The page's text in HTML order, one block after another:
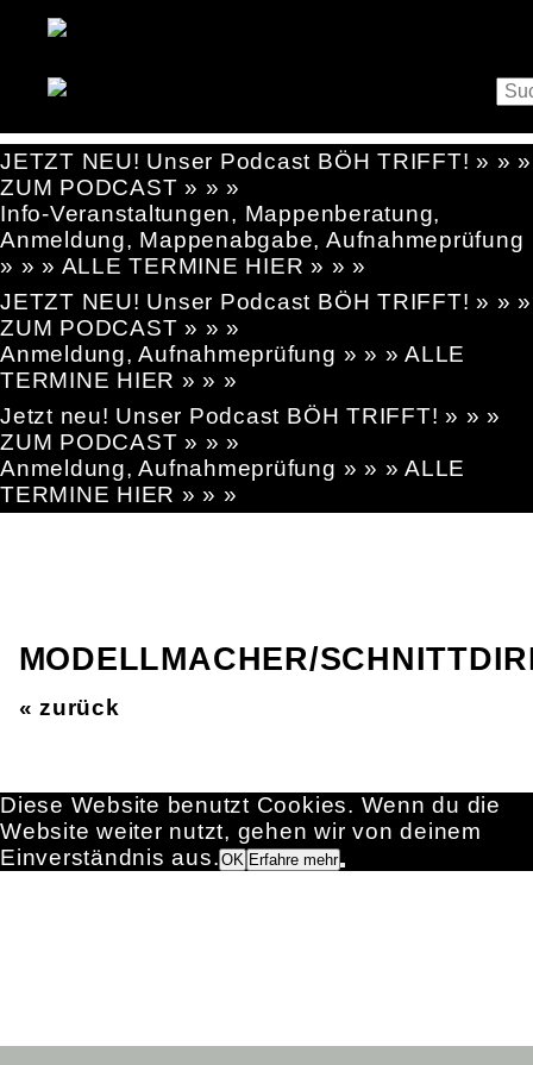
JETZT NEU! Unser Podcast BÖH TRIFFT! » » »
ZUM PODCAST » » »
Info-Veranstaltungen, Mappenberatung,
Anmeldung, Mappenabgabe, Aufnahmeprüfung
» » » ALLE TERMINE HIER » » »
JETZT NEU! Unser Podcast BÖH TRIFFT! » » »
ZUM PODCAST » » »
Anmeldung, Aufnahmeprüfung » » » ALLE
TERMINE HIER » » »
Jetzt neu! Unser Podcast BÖH TRIFFT! » » »
ZUM PODCAST » » »
Anmeldung, Aufnahmeprüfung » » » ALLE
TERMINE HIER » » »
MODELLMACHER/
« zurück
Diese Website benutzt Cookies. Wenn du die
Website weiter nutzt, gehen wir von deinem
Einverständnis aus.OK Erfahre mehr